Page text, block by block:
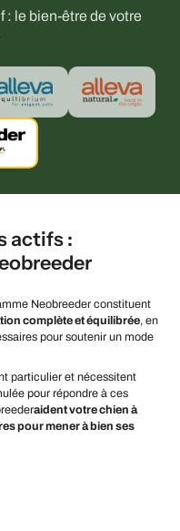
: le bien-être de votre
actifs :
Neobreeder constituent
complète et équilibrée, en
pour soutenir un mode
particulier et nécessitent
pour répondre à ces
aident votre chien à
pour mener à bien ses